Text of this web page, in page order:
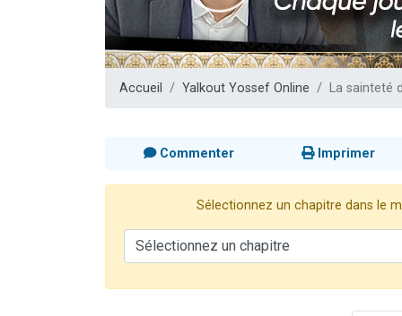
2
6
Accueil Yalkout Yossef Online La sainteté
Commenter Imprimer
Sélectionnez un chapitre dans le